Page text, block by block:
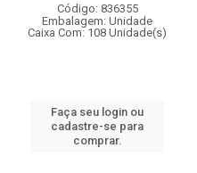
Código: 836355
Embalagem: Unidade
Caixa Com: 108 Unidade(s)
Faça seu login ou
cadastre-se para
comprar.